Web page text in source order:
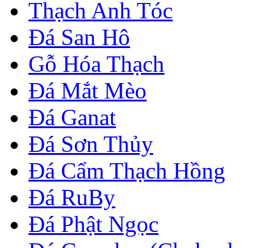
Thạch Anh Tóc
Đá San Hô
Gỗ Hóa Thạch
Đá Mắt Mèo
Đá Ganat
Đá Sơn Thủy
Đá Cẩm Thạch Hồng
Đá RuBy
Đá Phật Ngọc